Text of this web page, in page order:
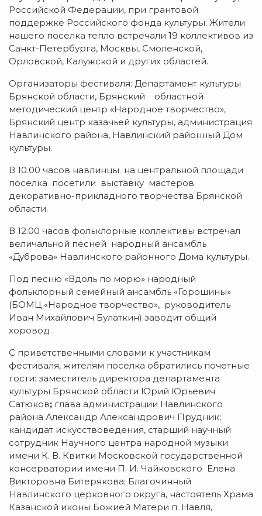
Российской Федерации, при грантовой
поддержке Российского фонда культуры. Жители
нашего поселка тепло встречали 19 коллективов из
Санкт-Петербурга, Москвы, Смоленской,
Орловской, Калужской и других областей.
Организаторы фестиваля: Департамент культуры
Брянской области, Брянский областной
методический центр «Народное творчество»,
Брянский центр казачьей культуры, администрация
Навлинского района, Навлинский районный Дом
культуры.
В 10.00 часов навлинцы на центральной площади
поселка посетили выставку мастеров
декоративно-прикладного творчества Брянской
области.
В 12.00 часов фольклорные коллективы встречал
величальной песней народный ансамбль
«Дуброва» Навлинского районного Дома культуры.
Под песню «Вдоль по морю» народный
фольклорный семейный ансамбль «Горошины»
(БОМЦ «Народное творчество», руководитель
Иван Михайлович Булаткин) заводит общий
хоровод .
С приветственными словами к участникам
фестиваля, жителям поселка обратились почетные
гости: заместитель директора департамента
культуры Брянской области Юрий Юрьевич
Сатюков; глава администрации Навлинского
района Александр Александрович Прудник;
кандидат искусствоведения, старший научный
сотрудник Научного центра народной музыки
имени К. В. Квитки Московской государственной
консерватории имени П. И. Чайковского Елена
Викторовна Битерякова; Благочинный
Навлинского церковного округа, настоятель Храма
Казанской иконы Божией Матери п. Навля,